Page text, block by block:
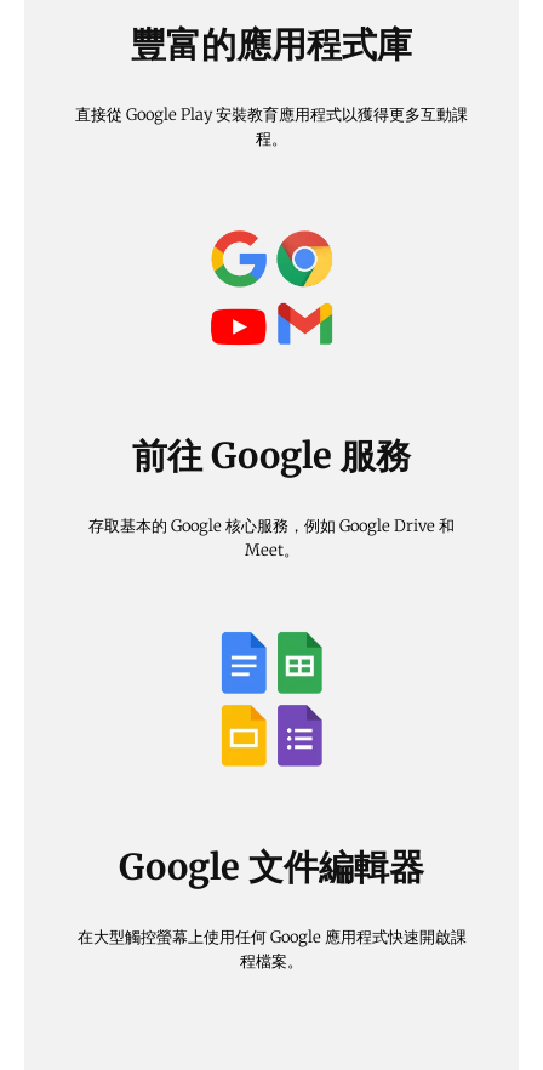
豐富的應用程式庫
直接從 Google Play 安裝教育應用程式以獲得更多互動課
程。
前往 Google 服務
存取基本的 Google 核心服務，例如 Google Drive 和
Meet。
Google 文件編輯器
在大型觸控螢幕上使用任何 Google 應用程式快速開啟課
程檔案。